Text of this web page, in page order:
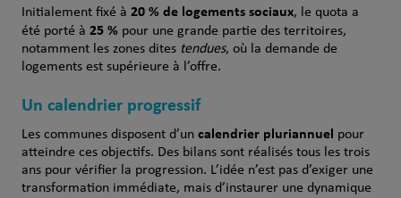
Initialement fixé à 20 % de logements sociaux, le quota a
été porté à 25 %pour une grande partie des territoires,
notamment les zones dites tendues, où la demande de
logements est supérieure à l’offre.
Un calendrier progressif
Les communes disposent d’un calendrier pluriannuel pour
atteindre ces objectifs. Des bilans sont réalisés tous les trois
ans pour vérifier la progression. L’idée n’est pas d’exiger une
transformation immédiate, mais d’instaurer une dynamique